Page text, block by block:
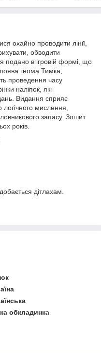
охайно проводити лінії,
обводити
подано в ігровій формі, що
гнома Тимка,
проведення часу
наліпок, які
Видання сприяє
мислення,
запасу. Зошит
років.
дітлахам.
обкладинка